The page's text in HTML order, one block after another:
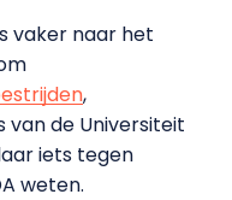
vaker naar het
,
de Universiteit
iets tegen
weten.